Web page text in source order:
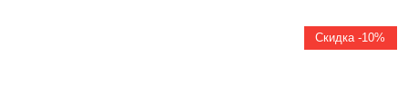
Скидка -10%